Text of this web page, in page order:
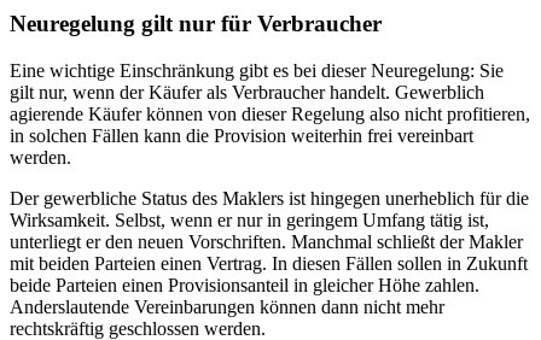
Neuregelung gilt nur für Verbraucher
Eine wichtige Einschränkung gibt es bei dieser Neuregelung: Sie
gilt nur, wenn der Käufer als Verbraucher handelt. Gewerblich
agierende Käufer können von dieser Regelung also nicht profitieren,
in solchen Fällen kann die Provision weiterhin frei vereinbart
werden.
Der gewerbliche Status des Maklers ist hingegen unerheblich für die
Wirksamkeit. Selbst, wenn er nur in geringem Umfang tätig ist,
unterliegt er den neuen Vorschriften. Manchmal schließt der Makler
mit beiden Parteien einen Vertrag. In diesen Fällen sollen in Zukunft
beide Parteien einen Provisionsanteil in gleicher Höhe zahlen.
Anderslautende Vereinbarungen können dann nicht mehr
rechtskräftig geschlossen werden.